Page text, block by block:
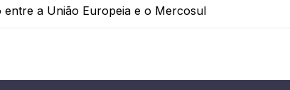
a União Europeia e o Mercosul